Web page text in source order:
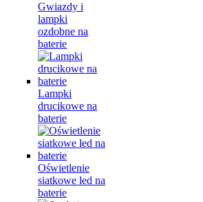
Gwiazdy i
lampki
ozdobne na
baterie
Lampki
drucikowe na
baterie
Oświetlenie
siatkowe led na
baterie